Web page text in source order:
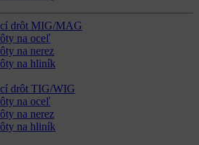
drôt MIG/MAG
na oceľ
na nerez
na hliník
drôt TIG/WIG
na oceľ
na nerez
na hliník